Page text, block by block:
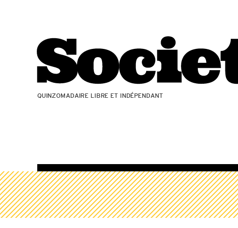
QUINZOMADAIRE LIBRE ET INDÉPENDANT